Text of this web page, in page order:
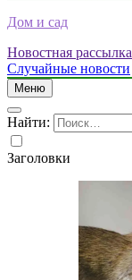
Дом и сад
Новостная рассылка
Случайные новости
Меню
Найти:
Заголовки